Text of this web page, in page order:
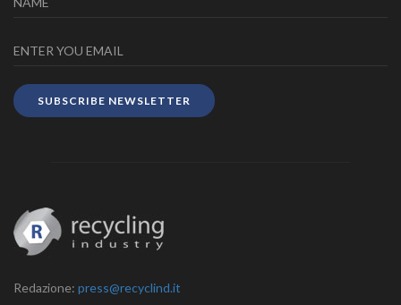
SUBSCRIBE NEWSLETTER
Redazione: press@recyclind.it